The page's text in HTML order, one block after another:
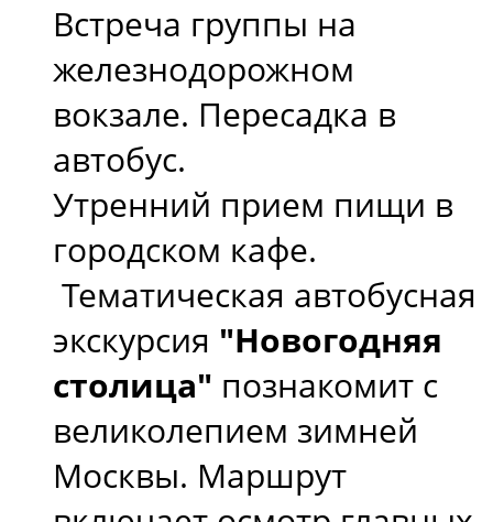
Встреча группы на
железнодорожном
вокзале. Пересадка в
автобус.
Утренний прием пищи в
городском кафе.
Тематическая автобусная
экскурсия "Новогодняя
столица" познакомит с
великолепием зимней
Москвы. Маршрут